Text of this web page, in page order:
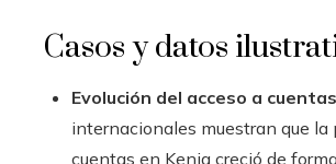
Casos y datos
Evolución del acceso a
internacionales muestran que la
cuentas en Kenia creció de